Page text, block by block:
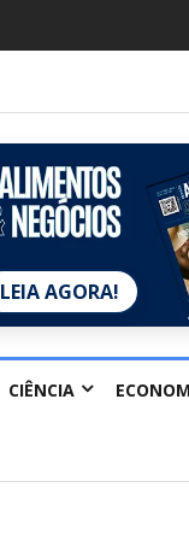
LEIA AGORA!
CIÊNCIA